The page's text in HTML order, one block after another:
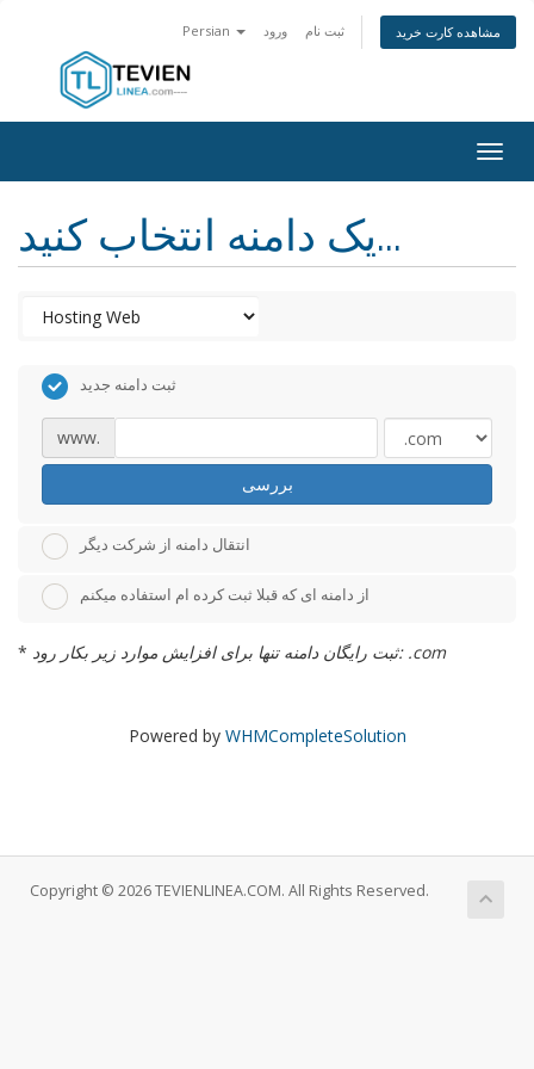
Persian ورود ثبت نام مشاهده کارت خرید
یک دامنه انتخاب کنید...
ثبت دامنه جدید
www.
بررسی
انتقال دامنه از شرکت دیگر
از دامنه ای که قبلا ثبت کرده ام استفاده میکنم
* ثبت رایگان دامنه تنها برای افزایش موارد زیر بکار رود: .com
Powered by WHMCompleteSolution
Copyright © 2026 TEVIENLINEA.COM. All Rights Reserved.